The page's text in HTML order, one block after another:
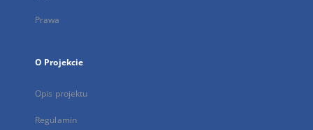
Prawa
O Projekcie
Opis projektu
Regulamin